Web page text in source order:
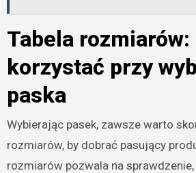
Tabela
korzystać przy
paska
Wybierając pasek, zawsze warto
rozmiarów, by dobrać pasujący
rozmiarów pozwala na